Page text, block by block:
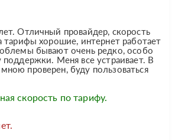
Отличный провайдер, скорость
тарифы хорошие, интернет работает
бывают очень редко, особо
Меня все устраивает. В
проверен, буду пользоваться
скорость по тарифу.